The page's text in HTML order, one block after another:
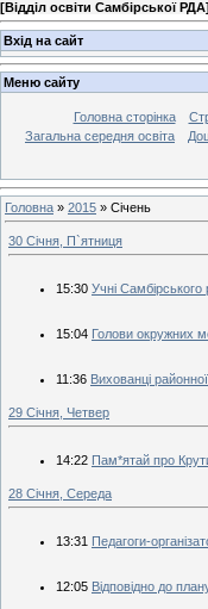
[Відділ освіти Самбірської РДА]
Вхід на сайт
Меню сайту
Головна сторінка
Загальна середня освіта
Головна » 2015 » Січень
30 Січня, П`ятниця
15:30 Учні Самбірського
15:04 Голови окружних
11:36 Вихованці
29 Січня, Четвер
14:22 Пам*ятай про
28 Січня, Середа
13:31 Педагоги-
12:05 Відповідно до